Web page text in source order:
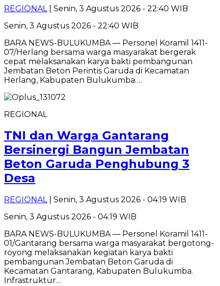
REGIONAL
| Senin, 3 Agustus 2026 - 22:40 WIB
Senin, 3 Agustus 2026 - 22:40 WIB
BARA NEWS-BULUKUMBA — Personel Koramil 1411-
07/Herlang bersama warga masyarakat bergerak
cepat melaksanakan karya bakti pembangunan
Jembatan Beton Perintis Garuda di Kecamatan
Herlang, Kabupaten Bulukumba….
REGIONAL
TNI dan Warga Gantarang
Bersinergi Bangun Jembatan
Beton Garuda Penghubung 3
Desa
REGIONAL| Senin, 3 Agustus 2026 - 04:19 WIB
Senin, 3 Agustus 2026 - 04:19 WIB
BARA NEWS-BULUKUMBA — Personel Koramil 1411-
01/Gantarang bersama warga masyarakat bergotong-
royong melaksanakan kegiatan karya bakti
pembangunan Jembatan Beton Garuda di
Kecamatan Gantarang, Kabupaten Bulukumba.
Infrastruktur…